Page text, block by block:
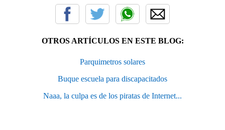
OTROS ARTÍCULOS EN ESTE BLOG:
Parquimetros solares
Buque escuela para discapacitados
Naaa, la culpa es de los piratas de Internet...